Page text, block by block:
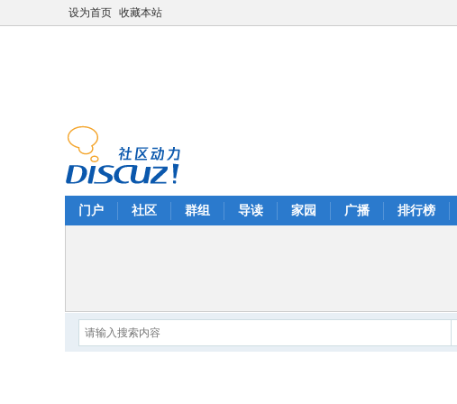
设为首页 收藏本站
门户 社区 群组 导读 家园 广播 排行榜